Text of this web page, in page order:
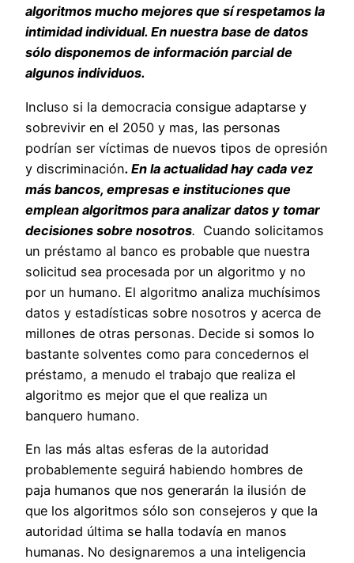
algoritmos mucho mejores que sí respetamos la
intimidad individual. En nuestra base de datos
sólo disponemos de información parcial de
algunos individuos.
Incluso si la democracia consigue adaptarse y
sobrevivir en el 2050 y mas, las personas
podrían ser víctimas de nuevos tipos de opresión
y discriminación. En la actualidad hay cada vez
más bancos, empresas e instituciones que
emplean algoritmos para analizar datos y tomar
decisiones sobre nosotros. Cuando solicitamos
un préstamo al banco es probable que nuestra
solicitud sea procesada por un algoritmo y no
por un humano. El algoritmo analiza muchísimos
datos y estadísticas sobre nosotros y acerca de
millones de otras personas. Decide si somos lo
bastante solventes como para concedernos el
préstamo, a menudo el trabajo que realiza el
algoritmo es mejor que el que realiza un
banquero humano.
En las más altas esferas de la autoridad
probablemente seguirá habiendo hombres de
paja humanos que nos generarán la ilusión de
que los algoritmos sólo son consejeros y que la
autoridad última se halla todavía en manos
humanas. No designaremos a una inteligencia